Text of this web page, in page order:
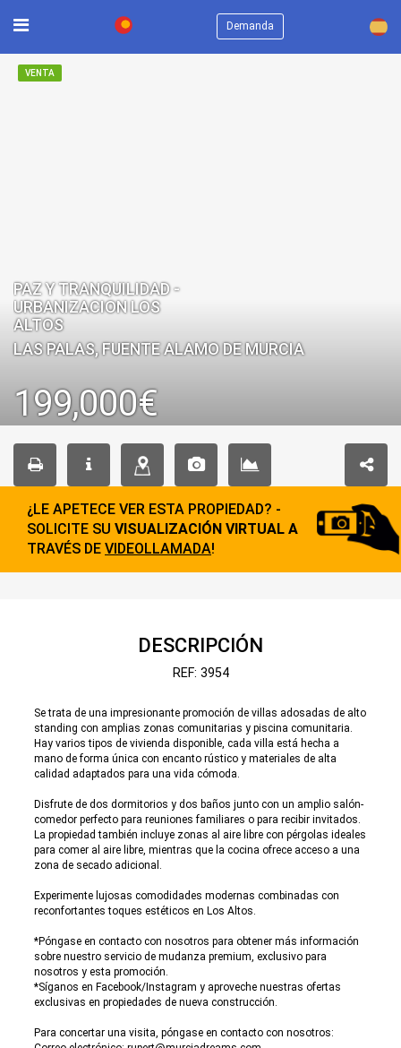
Demanda ×
VENTA
PAZ Y TRANQUILIDAD -
URBANIZACION LOS
ALTOS
LAS PALAS, FUENTE ALAMO DE MURCIA
199,000€
¿LE APETECE VER ESTA PROPIEDAD? -
SOLICITE SU VISUALIZACIÓN VIRTUAL A
TRAVÉS DE VIDEOLLAMADA!
DESCRIPCIÓN
REF: 3954
Se trata de una impresionante promoción de villas adosadas de alto
standing con amplias zonas comunitarias y piscina comunitaria.
Hay varios tipos de vivienda disponible, cada villa está hecha a
mano de forma única con encanto rústico y materiales de alta
calidad adaptados para una vida cómoda.
Disfrute de dos dormitorios y dos baños junto con un amplio salón-
comedor perfecto para reuniones familiares o para recibir invitados.
La propiedad también incluye zonas al aire libre con pérgolas ideales
para comer al aire libre, mientras que la cocina ofrece acceso a una
zona de secado adicional.
Experimente lujosas comodidades modernas combinadas con
reconfortantes toques estéticos en Los Altos.
*Póngase en contacto con nosotros para obtener más información
sobre nuestro servicio de mudanza premium, exclusivo para
nosotros y esta promoción.
*Síganos en Facebook/Instagram y aproveche nuestras ofertas
exclusivas en propiedades de nueva construcción.
Para concertar una visita, póngase en contacto con nosotros: